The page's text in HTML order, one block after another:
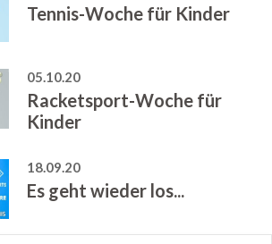
Tennis-Woche für Kinder
05.10.20
Racketsport-Woche für
Kinder
18.09.20
Es geht wieder los...